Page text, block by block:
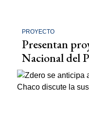
PROYECTO
Presentan
Nacional del